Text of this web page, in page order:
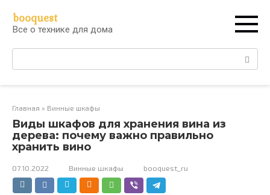
контенту
booquest
Все о технике для дома
Поиск:
Главная » Винные шкафы
Виды шкафов для хранения вина из
дерева: почему важно правильно
хранить вино
07.10.2022 Винные шкафы booquest_ru